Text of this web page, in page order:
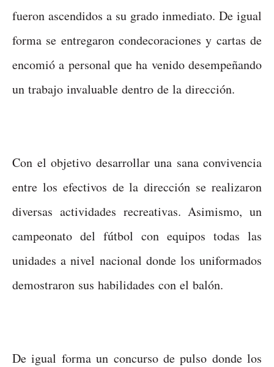
fueron ascendidos a su grado inmediato. De igual
forma se entregaron condecoraciones y cartas de
encomió a personal que ha venido desempeñando
un trabajo invaluable dentro de la dirección.
Con el objetivo desarrollar una sana convivencia
entre los efectivos de la dirección se realizaron
diversas actividades recreativas. Asimismo, un
campeonato del fútbol con equipos todas las
unidades a nivel nacional donde los uniformados
demostraron sus habilidades con el balón.
De igual forma un concurso de pulso donde los